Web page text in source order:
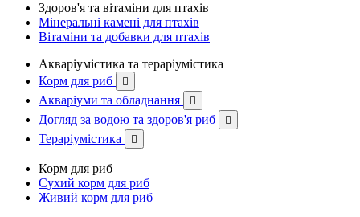
Здоров'я та вітаміни для птахів
Мінеральні камені для птахів
Вітаміни та добавки для птахів
Акваріумістика та тераріумістика
Корм для риб

Акваріуми та обладнання 
Догляд за водою та здоров'я риб 
Тераріумістика 
Корм для риб
Сухий корм для риб
Живий корм для риб